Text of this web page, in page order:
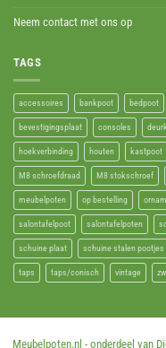
Neem contact met ons op
TAGS
accessoires bankpoot bedpoot
bevestigingsplaat consoles
hoekverbinding houten kastpoot
M8 schroefdraad M8 stokschroef
meubelpoten op bestelling
salontafelpoot salontafelpoten
schuine plaat schuine stalen pootjes
taps taps/conisch vintage
Meubelpoten.nl - onderdeel van